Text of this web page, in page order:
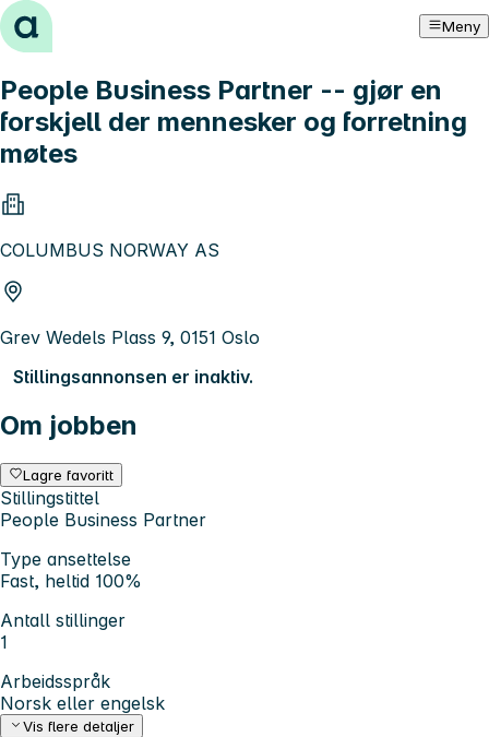
Hopp til innhold Meny
People Business Partner -- gjør en
forskjell der mennesker og forretning
møtes
COLUMBUS NORWAY AS
Grev Wedels Plass 9, 0151 Oslo
Stillingsannonsen er inaktiv.
Om jobben
Lagre favoritt
Stillingstittel
People Business Partner
Type ansettelse
Fast, heltid 100%
Antall stillinger
1
Arbeidsspråk
Norsk eller engelsk
Vis flere detaljer